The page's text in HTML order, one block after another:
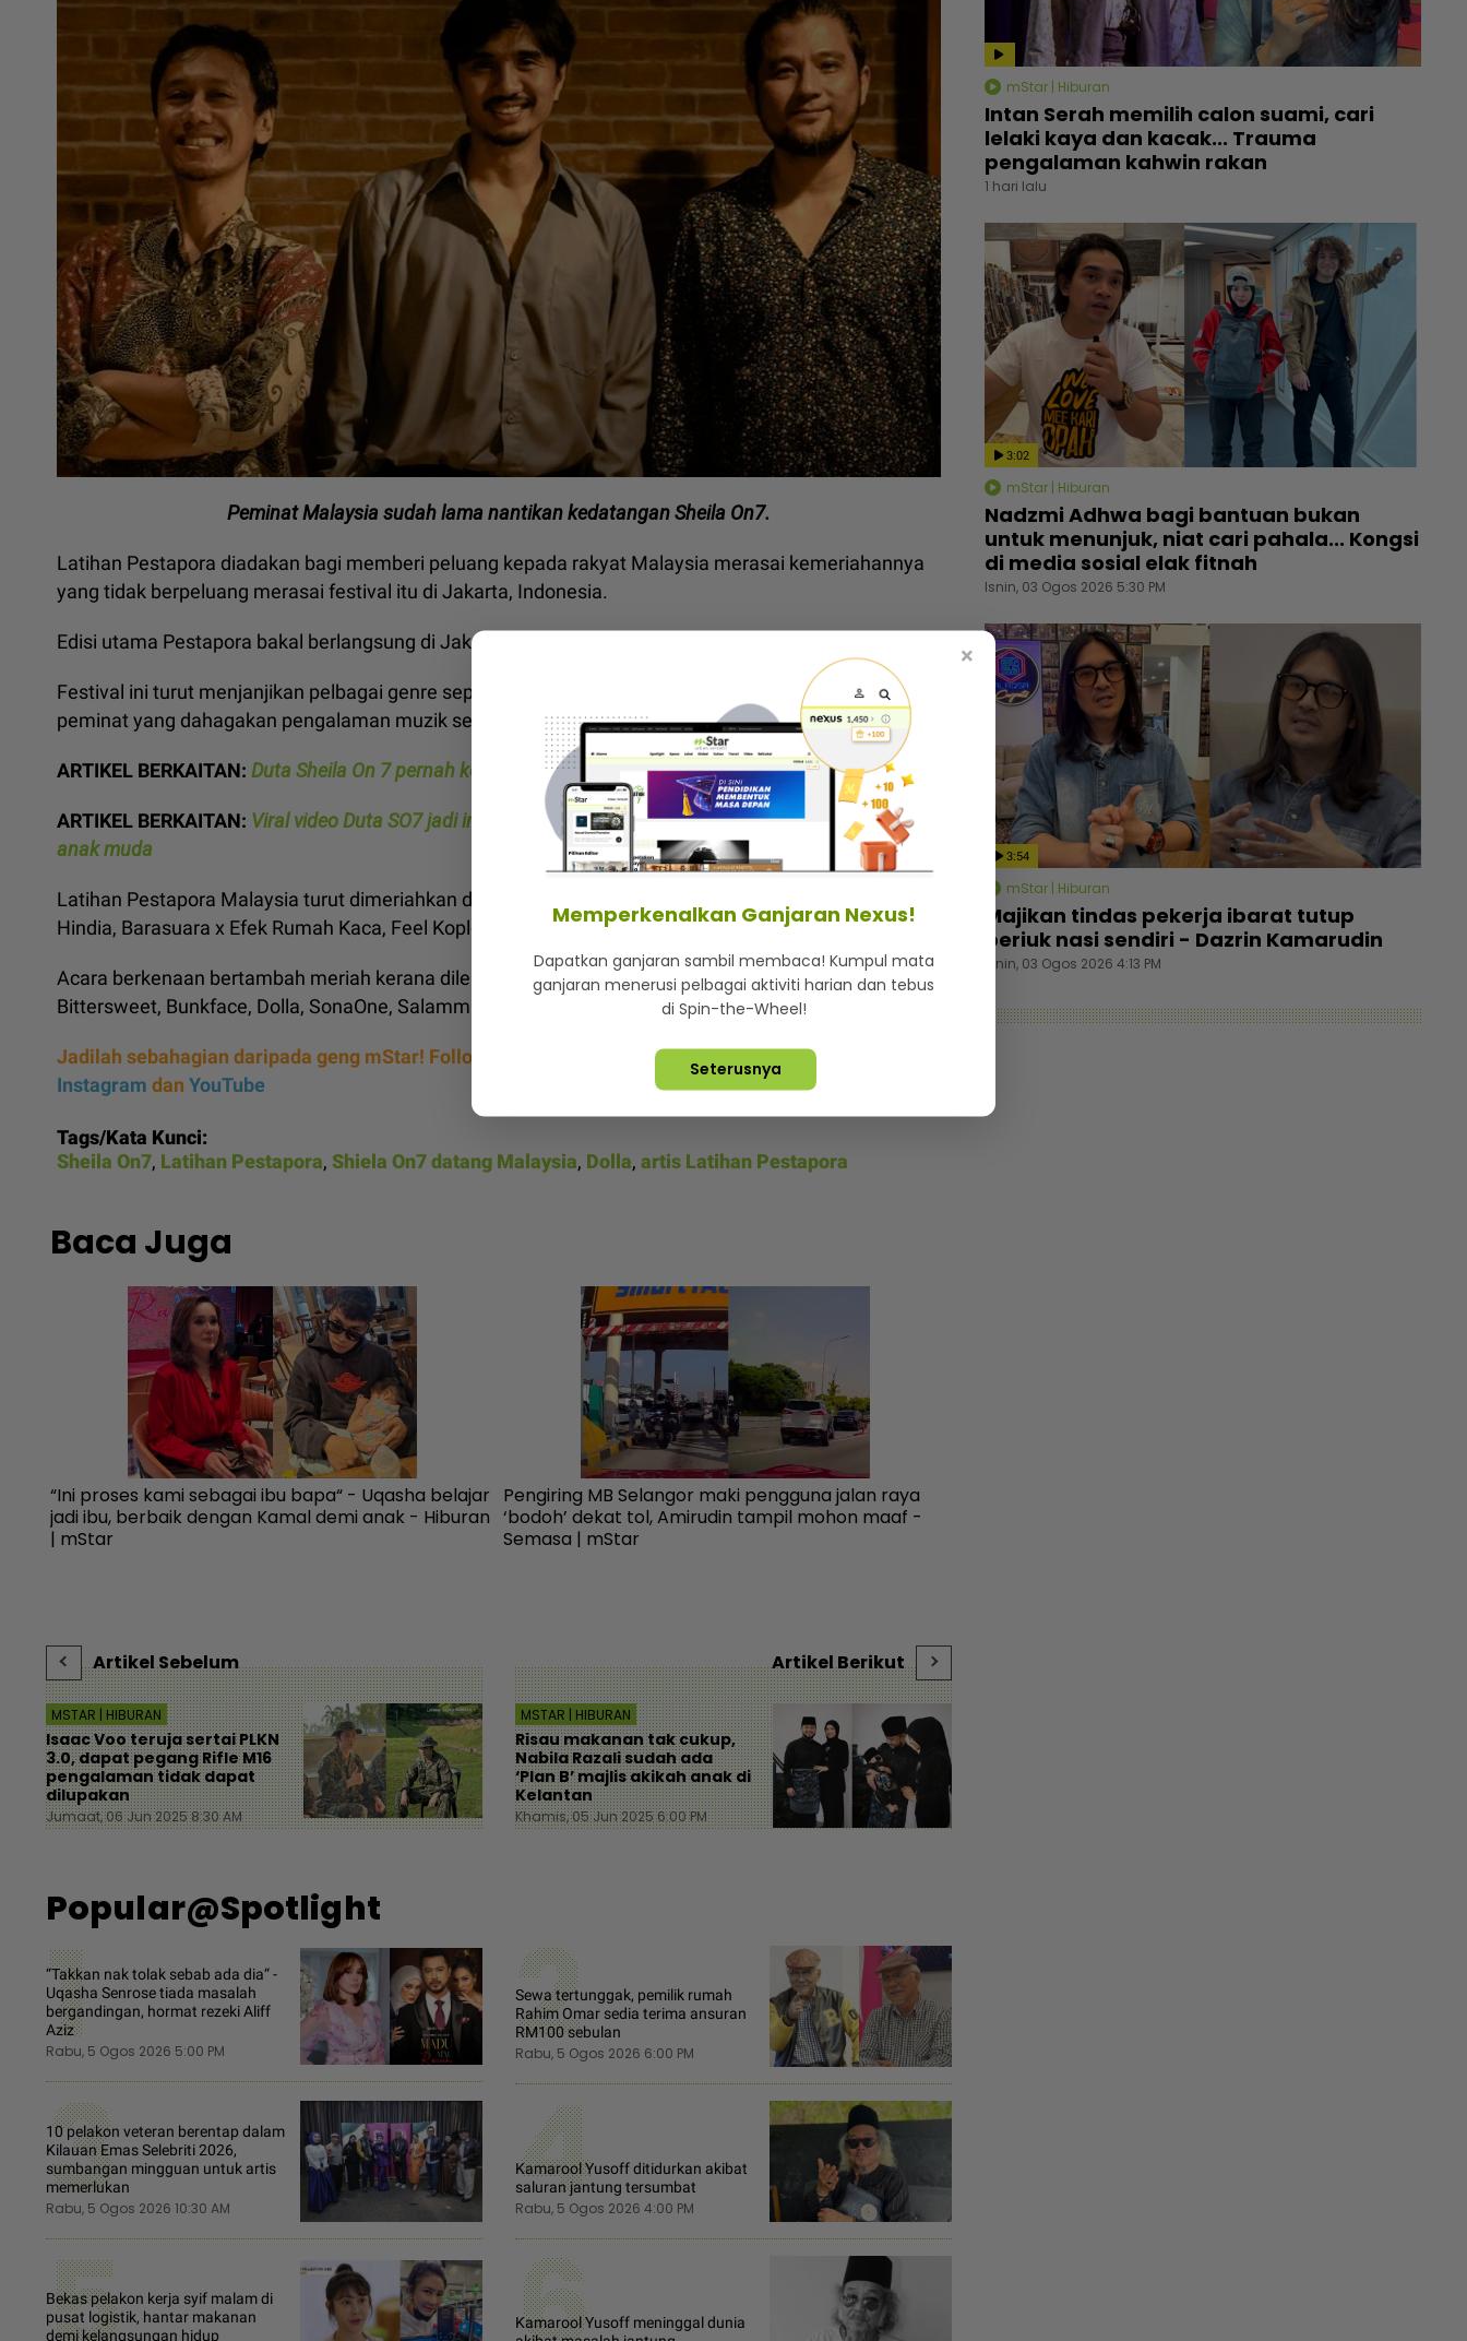
Peminat Malaysia sudah lama nantikan kedatangan Sheila On7.
Latihan Pestapora diadakan bagi memberi peluang kepada rakyat Malaysia merasai kemeriahannya
yang tidak berpeluang merasai festival itu di Jakarta, Indonesia.
Edisi utama Pestapora bakal berlangsung di Jakarta pada September depan.
Festival ini turut menjanjikan pelbagai genre seperti pop, rock, alternatif, hip-hop dan indie untuk
peminat yang dahagakan pengalaman muzik serumpun.
ARTIKEL BERKAITAN: Duta Sheila On 7 pernah kena buli di AS, terkenang diasuh jiran asal Malaysia
ARTIKEL BERKAITAN: Viral video Duta SO7 jadi imam sebelum konsert, tepis dakwaan rosakkan moral
anak muda
Latihan Pestapora Malaysia turut dimeriahkan dengan beberapa artis Indonesia lain seperti Feast,
Hindia, Barasuara x Efek Rumah Kaca, Feel Koplo, Kunto Aji, Nadin Amizah dan Pamungkas.
Acara berkenaan bertambah meriah kerana dilengkapi dengan persembahan artis tanah air seperti
Bittersweet, Bunkface, Dolla, SonaOne, Salammusik, Ismail Izzani, Alvin Chong dan Yonnyboi.
Jadilah sebahagian daripada geng mStar! Follow kami di Twitter,TikTok,Facebook,
Instagram dan YouTube
Tags/Kata Kunci:
Sheila On7, Latihan Pestapora, Shiela On7 datang Malaysia, Dolla, artis Latihan Pestapora
Baca Juga
“Ini proses kami sebagai ibu bapa“ - Uqasha belajar
jadi ibu, berbaik dengan Kamal demi anak - Hiburan
| mStar
Pengiring MB Selangor maki pengguna jalan raya
‘bodoh’ dekat tol, Amirudin tampil mohon maaf -
Semasa | mStar
Artikel Sebelum
MSTAR | HIBURAN
Isaac Voo teruja sertai PLKN
3.0, dapat pegang Rifle M16
pengalaman tidak dapat
dilupakan
Jumaat, 06 Jun 2025 8:30 AM
Artikel Berikut
MSTAR | HIBURAN
Risau makanan tak cukup,
Nabila Razali sudah ada
‘Plan B’ majlis akikah anak di
Kelantan
Khamis, 05 Jun 2025 6:00 PM
Popular@Spotlight
1
“Takkan nak tolak sebab ada dia“ -
Uqasha Senrose tiada masalah
bergandingan, hormat rezeki Aliff
Aziz
Rabu, 5 Ogos 2026 5:00 PM 2
Sewa tertunggak, pemilik rumah
Rahim Omar sedia terima ansuran
RM100 sebulan
Rabu, 5 Ogos 2026 6:00 PM
3
10 pelakon veteran berentap dalam
Kilauan Emas Selebriti 2026,
sumbangan mingguan untuk artis
memerlukan
Rabu, 5 Ogos 2026 10:30 AM 4
Kamarool Yusoff ditidurkan akibat
saluran jantung tersumbat
Rabu, 5 Ogos 2026 4:00 PM
5
Bekas pelakon kerja syif malam di
pusat logistik, hantar makanan
demi kelangsungan hidup
6
Kamarool Yusoff meninggal dunia
mStar | Hiburan
Intan Serah memilih calon suami, cari
lelaki kaya dan kacak... Trauma
pengalaman kahwin rakan
1 hari lalu
3:02
mStar | Hiburan
Nadzmi Adhwa bagi bantuan bukan
untuk menunjuk, niat cari pahala... Kongsi
di media sosial elak fitnah
Isnin, 03 Ogos 2026 5:30 PM
3:54
mStar | Hiburan
Majikan tindas pekerja ibarat tutup
periuk nasi sendiri - Dazrin Kamarudin
Isnin, 03 Ogos 2026 4:13 PM
×
Memperkenalkan Ganjaran Nexus!
Dapatkan ganjaran sambil membaca! Kumpul mata
ganjaran menerusi pelbagai aktiviti harian dan tebus
di Spin-the-Wheel!
Seterusnya